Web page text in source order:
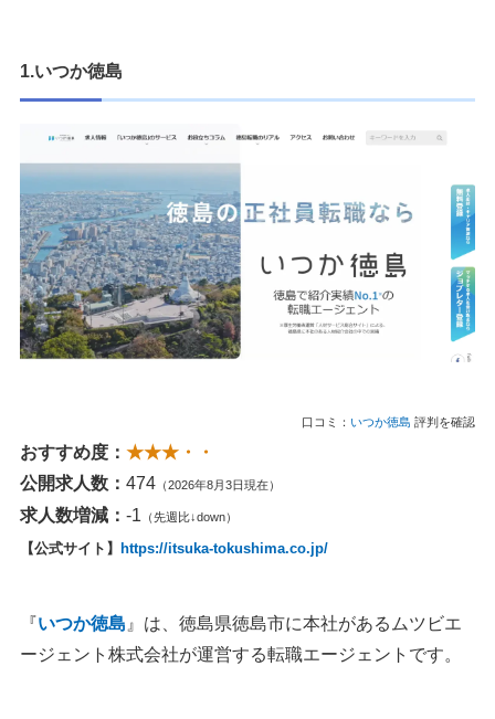
1.いつか徳島
口コミ： いつか徳島 評判を確認
おすすめ度： ★★★・・
公開求人数： 474 （2026年8月3日現在）
求人数増減： -1 （先週比↓down）
【公式サイト】 https://itsuka-tokushima.co.jp/
『いつか徳島 』は、徳島県徳島市に本社があるムツビエ
ージェント株式会社が運営する転職エージェントです。